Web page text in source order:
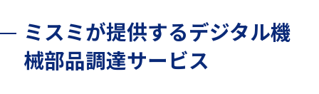
ミスミが提供するデジタル機
械部品調達サービス